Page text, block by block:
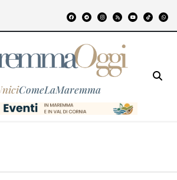
ComeLaMaremma